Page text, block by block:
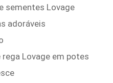
sementes Lovage
adoráveis
Lovage em potes